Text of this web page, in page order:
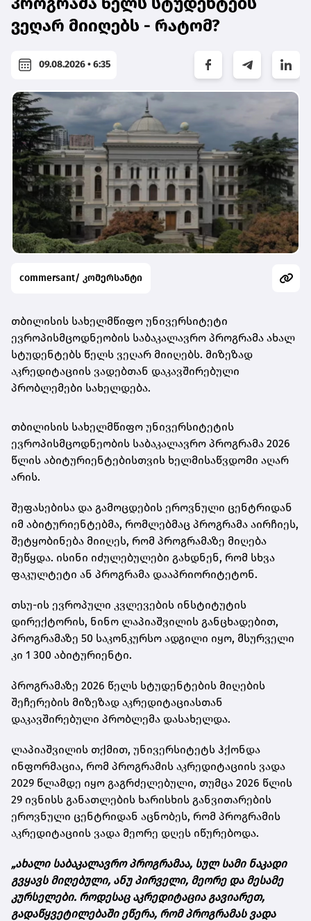
ვეღარ მიიღებს - რატომ?
09.08.2026 • 6:35
commersant/ კომერსანტი
თბილისის სახელმწიფო უნივერსიტეტი
ევროპისმცოდნეობის საბაკალავრო პროგრამა ახალ
სტუდენტებს წელს ვეღარ მიიღებს. მიზეზად
აკრედიტაციის ვადებთან დაკავშირებული
პრობლემები სახელდება.
თბილისის სახელმწიფო უნივერსიტეტის
ევროპისმცოდნეობის საბაკალავრო პროგრამა 2026
წლის აბიტურიენტებისთვის ხელმისაწვდომი აღარ
არის.
შეფასებისა და გამოცდების ეროვნული ცენტრიდან
იმ აბიტურიენტებმა, რომლებმაც პროგრამა აირჩიეს,
შეტყობინება მიიღეს, რომ პროგრამაზე მიღება
შეწყდა. ისინი იძულებულები გახდნენ, რომ სხვა
ფაკულტეტი ან პროგრამა დააპრიორიტეტონ.
თსუ-ის ევროპული კვლევების ინსტიტუტის
დირექტორის, ნინო ლაპიაშვილის განცხადებით,
პროგრამაზე 50 საკონკურსო ადგილი იყო, მსურველი
კი 1 300 აბიტურიენტი.
პროგრამაზე 2026 წელს სტუდენტების მიღების
შეჩერების მიზეზად აკრედიტაციასთან
დაკავშირებული პრობლემა დასახელდა.
ლაპიაშვილის თქმით, უნივერსიტეტს ჰქონდა
ინფორმაცია, რომ პროგრამის აკრედიტაციის ვადა
2029 წლამდე იყო გაგრძელებული, თუმცა 2026 წლის
29 ივნისს განათლების ხარისხის განვითარების
ეროვნული ცენტრიდან აცნობეს, რომ პროგრამის
აკრედიტაციის ვადა მეორე დღეს იწურებოდა.
„ახალი საბაკალავრო პროგრამაა, სულ სამი ნაკადი
გვყავს მიღებული, ანუ პირველი, მეორე და მესამე
კურსელები. როდესაც აკრედიტაცია გავიარეთ,
გადაწყვეტილებაში ეწერა, რომ პროგრამას ვადა